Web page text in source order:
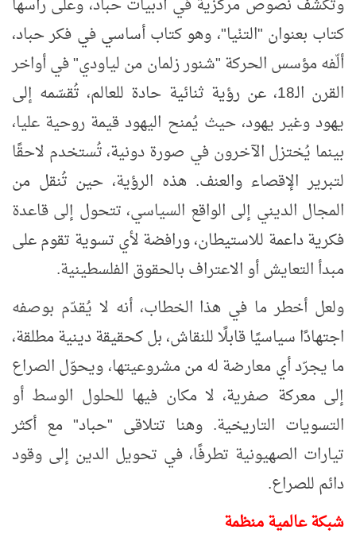
وتكشف نصوص مركزية في أدبيات حباد، وعلى رأسها
كتاب بعنوان "التنْيا"، وهو كتاب أساسي في فكر حباد،
ألّفه مؤسس الحركة "شنور زلمان من لياودي" في أواخر
القرن الـ18، عن رؤية ثنائية حادة للعالم، تُقسّمه إلى
يهود وغير يهود، حيث يُمنح اليهود قيمة روحية عليا،
بينما يُختزل الآخرون في صورة دونية، تُستخدم لاحقًا
لتبرير الإقصاء والعنف. هذه الرؤية، حين تُنقل من
المجال الديني إلى الواقع السياسي، تتحول إلى قاعدة
فكرية داعمة للاستيطان، ورافضة لأي تسوية تقوم على
مبدأ التعايش أو الاعتراف بالحقوق الفلسطينية.
ولعل أخطر ما في هذا الخطاب، أنه لا يُقدّم بوصفه
اجتهادًا سياسيًا قابلًا للنقاش، بل كحقيقة دينية مطلقة،
ما يجرّد أي معارضة له من مشروعيتها، ويحوّل الصراع
إلى معركة صفرية، لا مكان فيها للحلول الوسط أو
التسويات التاريخية. وهنا تتلاقى "حباد" مع أكثر
تيارات الصهيونية تطرفًا، في تحويل الدين إلى وقود
دائم للصراع.
شبكة عالمية منظمة